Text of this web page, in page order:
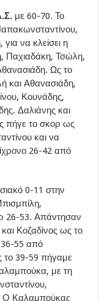
με 60-70. Το
να κλείσει η
Παχιαδάκη, Τσώλη,
Ως το
και Αθανασιάδη,
Κουνάδης,
Δαλιάνης και
πήγε το σκορ ως
και να
26-42 από
0-11 στην
26-53. Απάντησαν
Κοζαδίνος ως το
36-55 από
το 39-59 πήγαμε
με τη
Ο Καλαμπούκας